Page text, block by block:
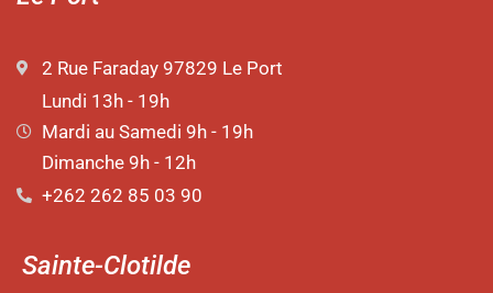
2 Rue Faraday 97829 Le Port
Lundi 13h - 19h
Mardi au Samedi 9h - 19h
Dimanche 9h - 12h
+262 262 85 03 90
Sainte-Clotilde